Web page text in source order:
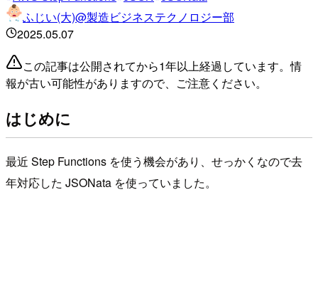
ふじい(大)@製造ビジネステクノロジー部
2025.05.07
この記事は公開されてから1年以上経過しています。情
報が古い可能性がありますので、ご注意ください。
はじめに
最近 Step Functions を使う機会があり、せっかくなので去
年対応した JSONata を使っていました。